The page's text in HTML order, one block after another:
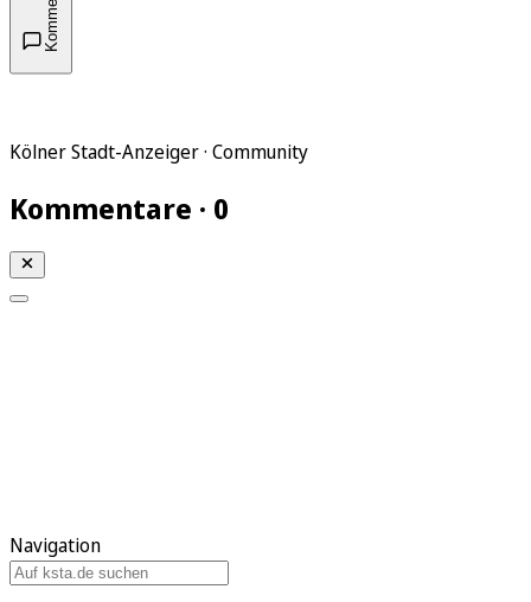
Kölner Stadt-Anzeiger · Community
Kommentare · 0
Navigation